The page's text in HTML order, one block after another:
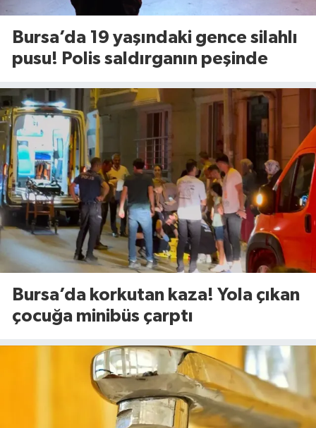
Bursa’da 19 yaşındaki gence silahlı
pusu! Polis saldırganın peşinde
Bursa’da korkutan kaza! Yola çıkan
çocuğa minibüs çarptı